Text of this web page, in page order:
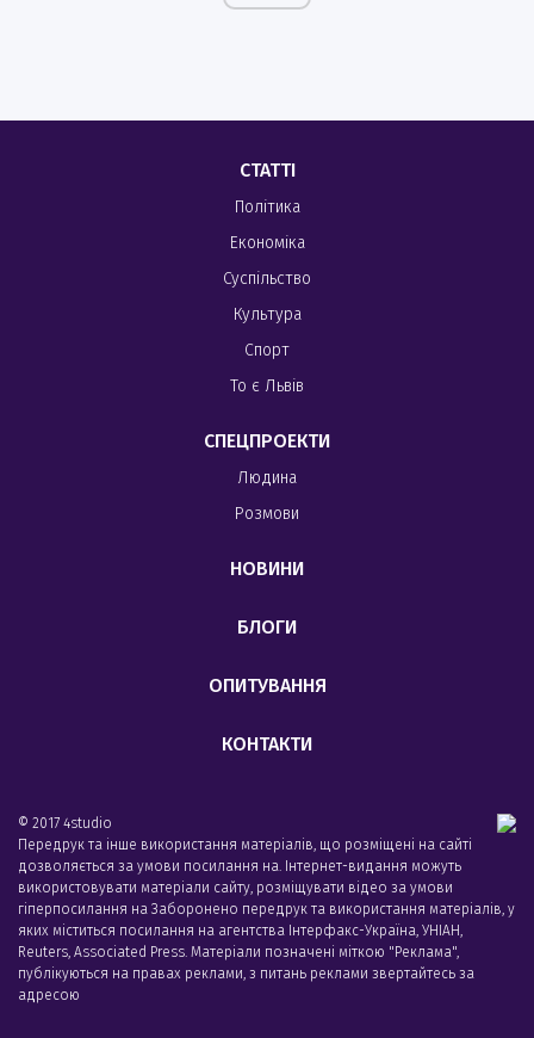
СТАТТІ
Політика
Економіка
Суспільство
Культура
Спорт
То є Львів
СПЕЦПРОЕКТИ
Людина
Розмови
НОВИНИ
БЛОГИ
ОПИТУВАННЯ
КОНТАКТИ
© 2017 4studio
Передрук та інше використання матеріалів, що розміщені на сайті
дозволяється за умови посилання на. Інтернет-видання можуть
використовувати матеріали сайту, розміщувати відео за умови
гіперпосилання на Заборонено передрук та використання матеріалів, у
яких міститься посилання на агентства Iнтерфакс-Україна, УНIАН,
Reuters, Associated Press. Матеріали позначені міткою "Реклама",
публікуються на правах реклами, з питань реклами звертайтесь за
адресою